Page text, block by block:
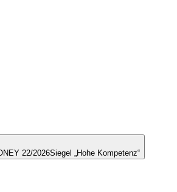
22/2026Siegel „Hohe Kompetenz“